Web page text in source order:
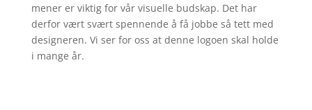
mener er viktig for vår visuelle budskap. Det har
derfor vært svært spennende å få jobbe så tett med
designeren. Vi ser for oss at denne logoen skal holde
i mange år.